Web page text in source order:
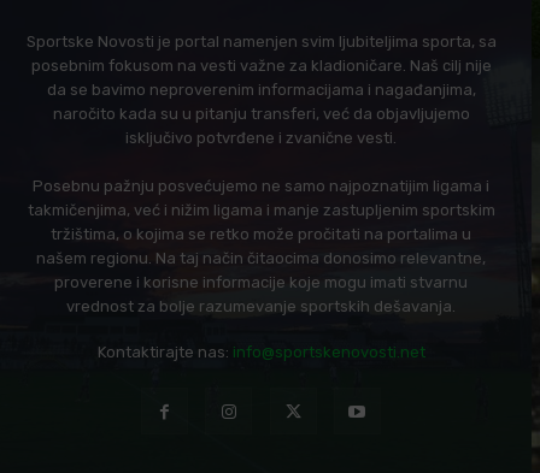
Sportske Novosti je portal namenjen svim ljubiteljima sporta, sa
posebnim fokusom na vesti važne za kladioničare. Naš cilj nije
da se bavimo neproverenim informacijama i nagađanjima,
naročito kada su u pitanju transferi, već da objavljujemo
isključivo potvrđene i zvanične vesti.
Posebnu pažnju posvećujemo ne samo najpoznatijim ligama i
takmičenjima, već i nižim ligama i manje zastupljenim sportskim
tržištima, o kojima se retko može pročitati na portalima u
našem regionu. Na taj način čitaocima donosimo relevantne,
proverene i korisne informacije koje mogu imati stvarnu
vrednost za bolje razumevanje sportskih dešavanja.
Kontaktirajte nas: info@sportskenovosti.net